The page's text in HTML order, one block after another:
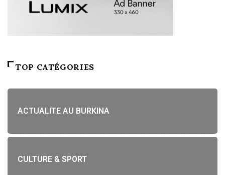
TOP CATÉGORIES
ACTUALITE AU BURKINA
CULTURE & SPORT